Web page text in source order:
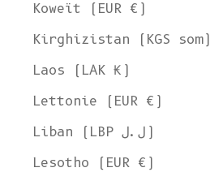
Koweït (EUR €)
Kirghizistan (KGS som)
Laos (LAK ₭)
Lettonie (EUR €)
Liban (LBP ل.ل)
Lesotho (EUR €)